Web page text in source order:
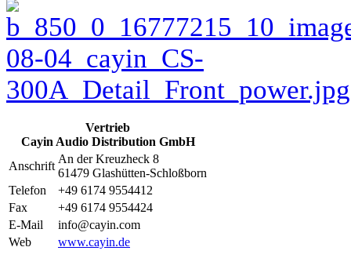
Vertrieb
Cayin Audio Distribution GmbH
Anschrift
An der Kreuzheck 8
61479 Glashütten-Schloßborn
Telefon
+49 6174 9554412
Fax
+49 6174 9554424
E-Mail
info@cayin.com
Web
www.cayin.de